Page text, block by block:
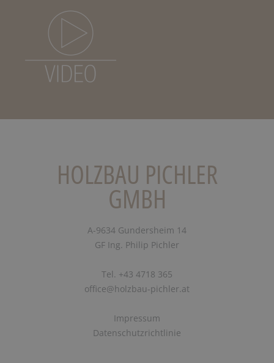
HOLZBAU PICHLER
GMBH
A-9634 Gundersheim 14
GF Ing. Philip Pichler
Tel. +43 4718 365
office@holzbau-pichler.at
Impressum
Datenschutzrichtlinie